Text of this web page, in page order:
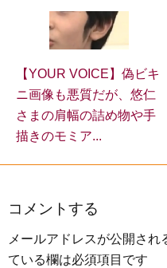
【YOUR VOICE】偽ビキ
ニ画像も悪質だが、悠仁
さまの肩幅の詰め物や手
描きのモミア...
コメントする
メールアドレスが公開され
ている欄は必須項目です